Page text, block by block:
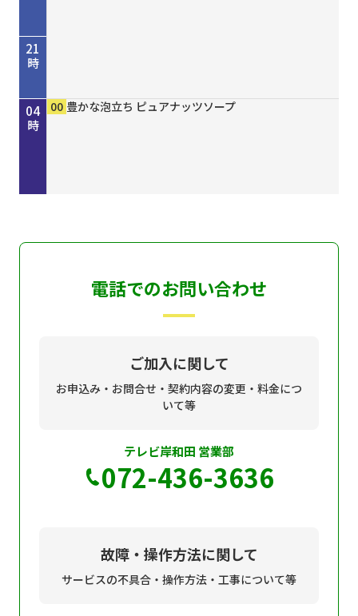
21
時
22
時
23
時
00
時
01
時
02
時
03
時
04
時
45 歴史街道 ＃４４８ 丹波と京を結んだ“川の街
00 考えよう「平和」２０２６ “最後の１人を殺すま
50 しまねＦｕｔｕｒｅ２０３０
00 ［再］ミルっく ８月７日（金）放送分
00 ホトケ女史のぶらりまいり 「郡山八幡神社」編
15 歴史街道 ＃４４８ 丹波と京を結んだ“川の街
30 Ｄａｙ Ｔｒｉｐｐｅｒ ＃７９
45 ＧＯ！ＧＯ！関ガールＮＥＸＴ
00 MAHARA MODERN エスニックファッション
00 豊かな泡立ち ピュアナッツソープ
00 豊かな泡立ち ピュアナッツソープ
00 豊かな泡立ち ピュアナッツソープ
電話でのお問い合わせ
ご加入に関して
お申込み・お問合せ・契約内容の変更・料金につ
いて等
テレビ岸和田 営業部
072-436-3636
故障・操作方法に関して
サービスの不具合・操作方法・工事について等